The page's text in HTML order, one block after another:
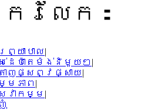
រំលែក：
ព្យាបាល|
េប៉ាតេម៉ង់និមួយៗ |
ញផ្សព្វផ្សាយ|
ភាព |
វាកម្ម |